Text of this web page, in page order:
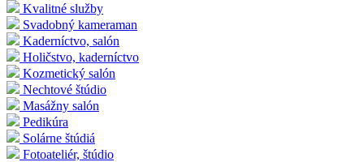
Kvalitné služby
Svadobný kameraman
Kaderníctvo, salón
Holičstvo, kaderníctvo
Kozmetický salón
Nechtové štúdio
Masážny salón
Pedikúra
Solárne štúdiá
Fotoateliér, štúdio